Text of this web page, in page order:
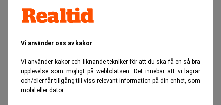
Vi använder oss av kakor
Vi använder kakor och liknande tekniker för att du ska få en så bra
upplevelse som möjligt på webbplatsen. Det innebär att vi lagrar
och/eller får tillgång till viss relevant information på din enhet, som
mobil eller dator.